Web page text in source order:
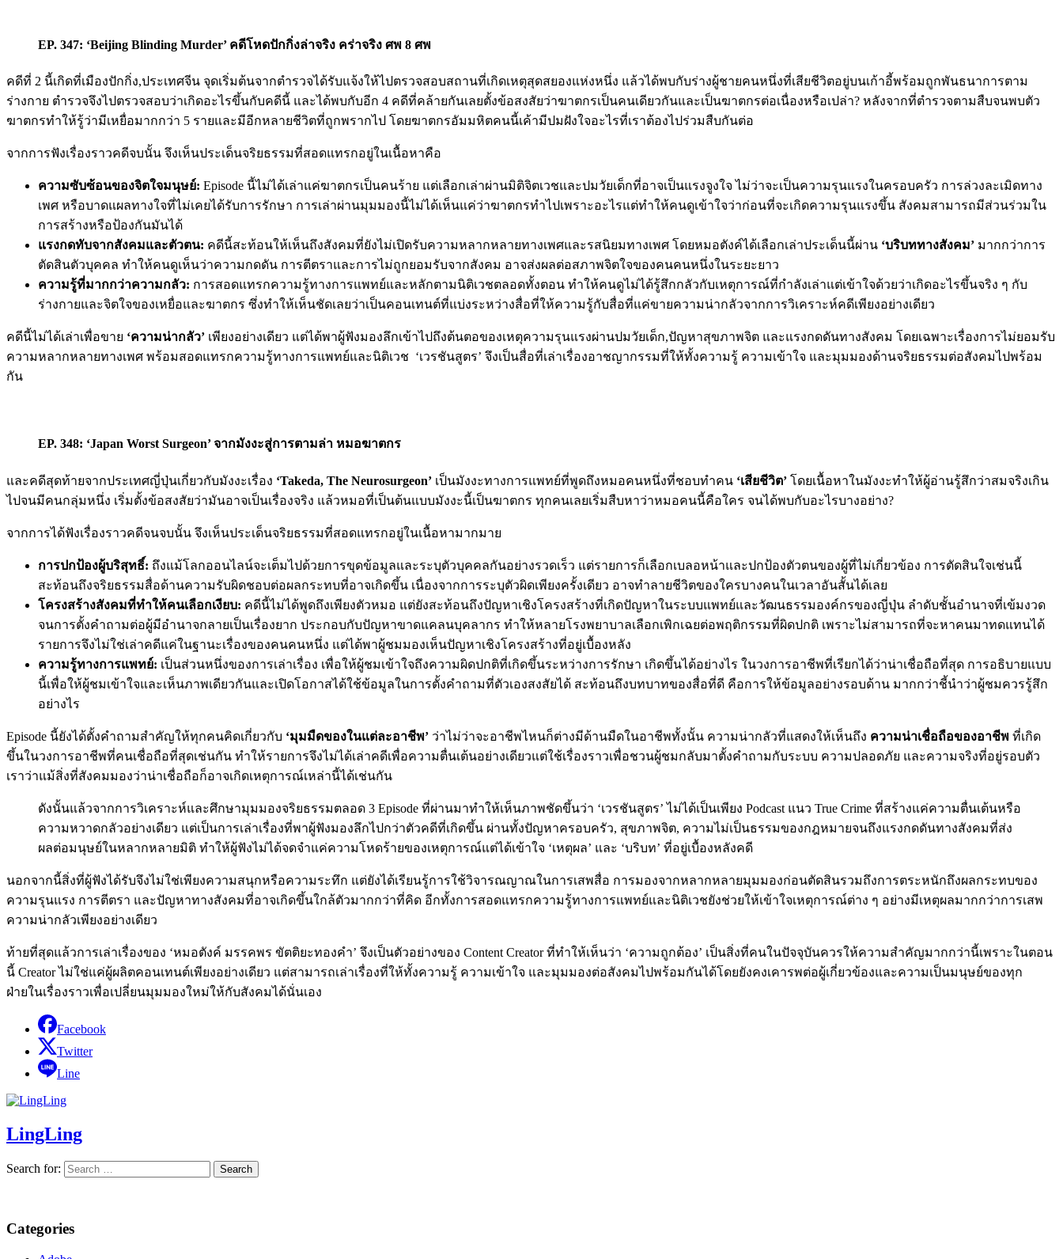
EP. 347: ‘Beijing Blinding Murder’ คดีโหดปักกิ่งล่าจริง คร่าจริง ศพ 8 ศพ
คดีที่ 2 นี้เกิดที่เมืองปักกิ่ง,ประเทศจีน จุดเริ่มต้นจากตำรวจได้รับแจ้งให้ไปตรวจสอบสถานที่เกิดเหตุสุดสยองแห่งหนึ่ง แล้วได้พบกับร่างผู้ชายคนหนึ่งที่เสียชีวิตอยู่บนเก้าอี้พร้อมถูกพันธนาการตาม
ร่างกาย ตำรวจจึงไปตรวจสอบว่าเกิดอะไรขึ้นกับคดีนี้ และได้พบกับอีก 4 คดีที่คล้ายกันเลยตั้งข้อสงสัยว่าฆาตกรเป็นคนเดียวกันและเป็นฆาตกรต่อเนื่องหรือเปล่า? หลังจากที่ตำรวจตามสืบจนพบตัว
ฆาตกรทำให้รู้ว่ามีเหยื่อมากกว่า 5 รายและมีอีกหลายชีวิตที่ถูกพรากไป โดยฆาตกรอัมมหิตคนนี้เค้ามีปมฝังใจอะไรที่เราต้องไปร่วมสืบกันต่อ
จากการฟังเรื่องราวคดีจบนั้น จึงเห็นประเด็นจริยธรรมที่สอดแทรกอยู่ในเนื้อหาคือ
ความซับซ้อนของจิตใจมนุษย์: Episode นี้ไม่ได้เล่าแค่ฆาตกรเป็นคนร้าย แต่เลือกเล่าผ่านมิติจิตเวชและปมวัยเด็กที่อาจเป็นแรงจูงใจ ไม่ว่าจะเป็นความรุนแรงในครอบครัว การล่วงละเมิดทาง
เพศ หรือบาดแผลทางใจที่ไม่เคยได้รับการรักษา การเล่าผ่านมุมมองนี้ไม่ได้เห็นแค่ว่าฆาตกรทำไปเพราะอะไรแต่ทำให้คนดูเข้าใจว่าก่อนที่จะเกิดความรุนแรงขึ้น สังคมสามารถมีส่วนร่วมใน
การสร้างหรือป้องกันมันได้
แรงกดทับจากสังคมและตัวตน: คดีนี้สะท้อนให้เห็นถึงสังคมที่ยังไม่เปิดรับความหลากหลายทางเพศและรสนิยมทางเพศ โดยหมอตังค์ได้เลือกเล่าประเด็นนี้ผ่าน ‘บริบททางสังคม’ มากกว่าการ
ตัดสินตัวบุคคล ทำให้คนดูเห็นว่าความกดดัน การตีตราและการไม่ถูกยอมรับจากสังคม อาจส่งผลต่อสภาพจิตใจของคนคนหนึ่งในระยะยาว
ความรู้ที่มากกว่าความกลัว: การสอดแทรกความรู้ทางการแพทย์และหลักตามนิติเวชตลอดทั้งตอน ทำให้คนดูไม่ได้รู้สึกกลัวกับเหตุการณ์ที่กำลังเล่าแต่เข้าใจด้วยว่าเกิดอะไรขึ้นจริง ๆ กับ
ร่างกายและจิตใจของเหยื่อและฆาตกร ซึ่งทำให้เห็นชัดเลยว่าเป็นคอนเทนต์ที่แบ่งระหว่างสื่อที่ให้ความรู้กับสื่อที่แค่ขายความน่ากลัวจากการวิเคราะห์คดีเพียงอย่างเดียว
คดีนี้ไม่ได้เล่าเพื่อขาย ‘ความน่ากลัว’ เพียงอย่างเดียว แต่ได้พาผู้ฟังมองลึกเข้าไปถึงต้นตอของเหตุความรุนแรงผ่านปมวัยเด็ก,ปัญหาสุขภาพจิต และแรงกดดันทางสังคม โดยเฉพาะเรื่องการไม่ยอมรับ
ความหลากหลายทางเพศ พร้อมสอดแทรกความรู้ทางการแพทย์และนิติเวช ‘เวรชันสูตร’ จึงเป็นสื่อที่เล่าเรื่องอาชญากรรมที่ให้ทั้งความรู้ ความเข้าใจ และมุมมองด้านจริยธรรมต่อสังคมไปพร้อม
กัน
EP. 348: ‘Japan Worst Surgeon’ จากมังงะสู่การตามล่า หมอฆาตกร
และคดีสุดท้ายจากประเทศญี่ปุ่นเกี่ยวกับมังงะเรื่อง ‘Takeda, The Neurosurgeon’ เป็นมังงะทางการแพทย์ที่พูดถึงหมอคนหนึ่งที่ชอบทำคน ‘เสียชีวิต’ โดยเนื้อหาในมังงะทำให้ผู้อ่านรู้สึกว่าสมจริงเกิน
ไปจนมีคนกลุ่มหนึ่ง เริ่มตั้งข้อสงสัยว่ามันอาจเป็นเรื่องจริง แล้วหมอที่เป็นต้นแบบมังงะนี้เป็นฆาตกร ทุกคนเลยเริ่มสืบหาว่าหมอคนนี้คือใคร จนได้พบกับอะไรบางอย่าง?
จากการได้ฟังเรื่องราวคดีจนจบนั้น จึงเห็นประเด็นจริยธรรมที่สอดแทรกอยู่ในเนื้อหามากมาย
การปกป้องผู้บริสุทธิ์: ถึงแม้โลกออนไลน์จะเต็มไปด้วยการขุดข้อมูลและระบุตัวบุคคลกันอย่างรวดเร็ว แต่รายการก็เลือกเบลอหน้าและปกป้องตัวตนของผู้ที่ไม่เกี่ยวข้อง การตัดสินใจเช่นนี้
สะท้อนถึงจริยธรรมสื่อด้านความรับผิดชอบต่อผลกระทบที่อาจเกิดขึ้น เนื่องจากการระบุตัวผิดเพียงครั้งเดียว อาจทำลายชีวิตของใครบางคนในเวลาอันสั้นได้เลย
โครงสร้างสังคมที่ทำให้คนเลือกเงียบ: คดีนี้ไม่ได้พูดถึงเพียงตัวหมอ แต่ยังสะท้อนถึงปัญหาเชิงโครงสร้างที่เกิดปัญหาในระบบแพทย์และวัฒนธรรมองค์กรของญี่ปุ่น ลำดับชั้นอำนาจที่เข้มงวด
จนการตั้งคำถามต่อผู้มีอำนาจกลายเป็นเรื่องยาก ประกอบกับปัญหาขาดแคลนบุคลากร ทำให้หลายโรงพยาบาลเลือกเพิกเฉยต่อพฤติกรรมที่ผิดปกติ เพราะไม่สามารถที่จะหาคนมาทดแทนได้
รายการจึงไม่ใช่เล่าคดีแค่ในฐานะเรื่องของคนคนหนึ่ง แต่ได้พาผู้ชมมองเห็นปัญหาเชิงโครงสร้างที่อยู่เบื้องหลัง
ความรู้ทางการแพทย์: เป็นส่วนหนึ่งของการเล่าเรื่อง เพื่อให้ผู้ชมเข้าใจถึงความผิดปกติที่เกิดขึ้นระหว่างการรักษา เกิดขึ้นได้อย่างไร ในวงการอาชีพที่เรียกได้ว่าน่าเชื่อถือที่สุด การอธิบายแบบ
นี้เพื่อให้ผู้ชมเข้าใจและเห็นภาพเดียวกันและเปิดโอกาสได้ใช้ข้อมูลในการตั้งคำถามที่ตัวเองสงสัยได้ สะท้อนถึงบทบาทของสื่อที่ดี คือการให้ข้อมูลอย่างรอบด้าน มากกว่าชี้นำว่าผู้ชมควรรู้สึก
อย่างไร
Episode นี้ยังได้ตั้งคำถามสำคัญให้ทุกคนคิดเกี่ยวกับ ‘มุมมืดของในแต่ละอาชีพ’ ว่าไม่ว่าจะอาชีพไหนก็ต่างมีด้านมืดในอาชีพทั้งนั้น ความน่ากลัวที่แสดงให้เห็นถึง ความน่าเชื่อถือของอาชีพ ที่เกิด
ขึ้นในวงการอาชีพที่คนเชื่อถือที่สุดเช่นกัน ทำให้รายการจึงไม่ได้เล่าคดีเพื่อความตื่นเต้นอย่างเดียวแต่ใช้เรื่องราวเพื่อชวนผู้ชมกลับมาตั้งคำถามกับระบบ ความปลอดภัย และความจริงที่อยู่รอบตัว
เราว่าแม้สิ่งที่สังคมมองว่าน่าเชื่อถือก็อาจเกิดเหตุการณ์เหล่านี้ได้เช่นกัน
ดังนั้นแล้วจากการวิเคราะห์และศึกษามุมมองจริยธรรมตลอด 3 Episode ที่ผ่านมาทำให้เห็นภาพชัดขึ้นว่า ‘เวรชันสูตร’ ไม่ได้เป็นเพียง Podcast แนว True Crime ที่สร้างแค่ความตื่นเต้นหรือ
ความหวาดกลัวอย่างเดียว แต่เป็นการเล่าเรื่องที่พาผู้ฟังมองลึกไปกว่าตัวคดีที่เกิดขึ้น ผ่านทั้งปัญหาครอบครัว, สุขภาพจิต, ความไม่เป็นธรรมของกฎหมายจนถึงแรงกดดันทางสังคมที่ส่ง
ผลต่อมนุษย์ในหลากหลายมิติ ทำให้ผู้ฟังไม่ได้จดจำแค่ความโหดร้ายของเหตุการณ์แต่ได้เข้าใจ ‘เหตุผล’ และ ‘บริบท’ ที่อยู่เบื้องหลังคดี
นอกจากนี้สิ่งที่ผู้ฟังได้รับจึงไม่ใช่เพียงความสนุกหรือความระทึก แต่ยังได้เรียนรู้การใช้วิจารณญาณในการเสพสื่อ การมองจากหลากหลายมุมมองก่อนตัดสินรวมถึงการตระหนักถึงผลกระทบของ
ความรุนแรง การตีตรา และปัญหาทางสังคมที่อาจเกิดขึ้นใกล้ตัวมากกว่าที่คิด อีกทั้งการสอดแทรกความรู้ทางการแพทย์และนิติเวชยังช่วยให้เข้าใจเหตุการณ์ต่าง ๆ อย่างมีเหตุผลมากกว่าการเสพ
ความน่ากลัวเพียงอย่างเดียว
ท้ายที่สุดแล้วการเล่าเรื่องของ ‘หมอตังค์ มรรคพร ขัตติยะทองคำ’ จึงเป็นตัวอย่างของ Content Creator ที่ทำให้เห็นว่า ‘ความถูกต้อง’ เป็นสิ่งที่คนในปัจจุบันควรให้ความสำคัญมากกว่านี้เพราะในตอน
นี้ Creator ไม่ใช่แค่ผู้ผลิตคอนเทนต์เพียงอย่างเดียว แต่สามารถเล่าเรื่องที่ให้ทั้งความรู้ ความเข้าใจ และมุมมองต่อสังคมไปพร้อมกันได้โดยยังคงเคารพต่อผู้เกี่ยวข้องและความเป็นมนุษย์ของทุก
ฝ่ายในเรื่องราวเพื่อเปลี่ยนมุมมองใหม่ให้กับสังคมได้นั่นเอง
Facebook
Twitter
Line
LingLing
Search for:
Categories